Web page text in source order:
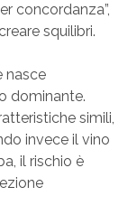
concordanza”,
squilibri.
nasce
dominante.
simili,
invece il vino
il rischio è